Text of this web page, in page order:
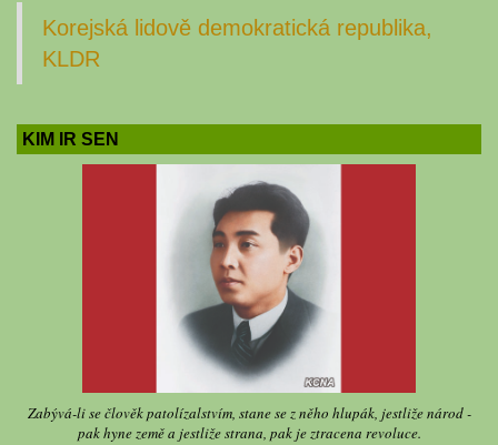
Korejská lidově demokratická republika,
KLDR
KIM IR SEN
Zabývá-li se člověk patolízalstvím, stane se z něho hlupák, jestliže národ -
pak hyne země a jestliže strana, pak je ztracena revoluce.